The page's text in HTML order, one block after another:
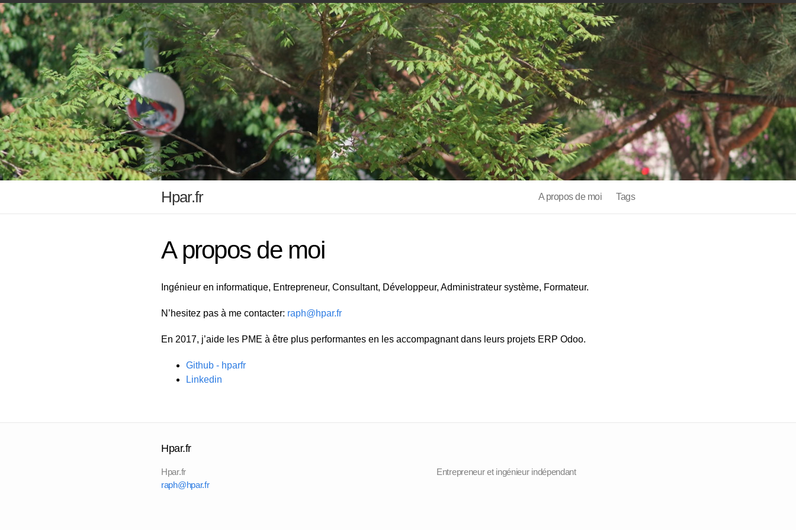
Hpar.fr A propos de moi Tags
A propos de moi
Ingénieur en informatique, Entrepreneur, Consultant, Développeur, Administrateur système, Formateur.
N’hesitez pas à me contacter: raph@hpar.fr
En 2017, j’aide les PME à être plus performantes en les accompagnant dans leurs projets ERP Odoo.
Github - hparfr
Linkedin
Hpar.fr
Hpar.fr
raph@hpar.fr
Entrepreneur et ingénieur indépendant